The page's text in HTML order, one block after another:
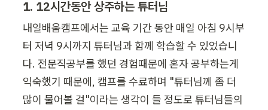
1. 12시간동안 상주하는 튜터님
내일배움캠프에서는 교육 기간 동안 매일 아침 9시부
터 저녁 9시까지 튜터님과 함께 학습할 수 있었습니
다. 전문직공부를 했던 경험때문에 혼자 공부하는게
익숙했기 때문에, 캠프를 수료하며 "튜터님께 좀 더
많이 물어볼 걸"이라는 생각이 들 정도로 튜터님들의